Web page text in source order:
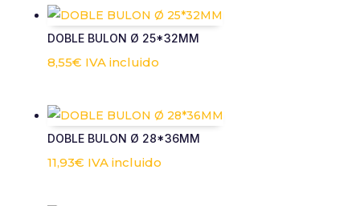
DOBLE BULON Ø 25*32MM
8,55€ IVA incluido
DOBLE BULON Ø 28*36MM
11,93€ IVA incluido